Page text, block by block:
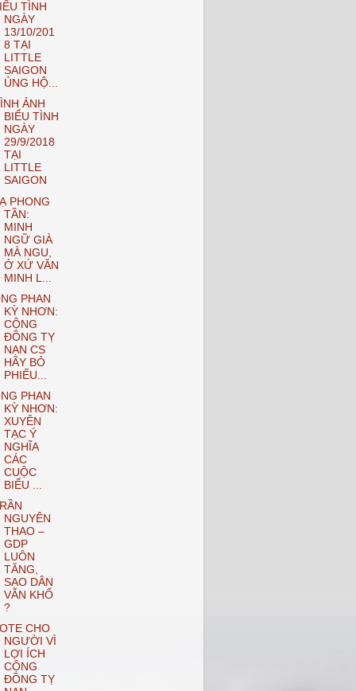
TÌNH
NGÀY
13/10/201
8 TẠI
LITTLE
SAIGON
ỦNG HỘ...
ẢNH
BIỂU TÌNH
NGÀY
29/9/2018
TẠI
LITTLE
SAIGON
PHONG
TẦN:
MINH
NGỮ GIÀ
MÀ NGU,
Ở XỨ VĂN
MINH L...
PHAN
KỲ NHƠN:
CỘNG
ĐỒNG TỴ
NẠN CS
HÃY BỎ
PHIẾU...
PHAN
KỲ NHƠN:
XUYÊN
TẠC Ý
NGHĨA
CÁC
CUỘC
BIỂU ...
NGUYÊN
THAO –
GDP
LUÔN
TĂNG,
SAO DÂN
VẪN KHỔ
?
CHO
NGƯỜI VÌ
LỢI ÍCH
CỘNG
ĐỒNG TỴ